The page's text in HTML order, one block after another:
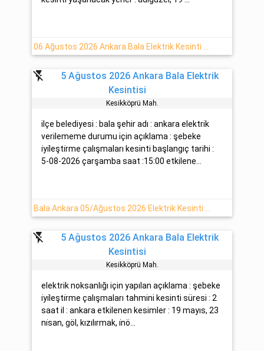
flash_off
5 Ağustos 2026 Ankara Bala Elektrik
Kesintisi
Kesi̇kköprü Mah.
ilçe belediyesi : bala şehir adı : ankara elektrik
verilememe durumu için açıklama : şebeke
i̇yi̇leşti̇rme çalışmaları kesinti başlangıç tarihi :
5-08-2026 çarşamba saat :15:00 etkilene...
flash_off
5 Ağustos 2026 Ankara Bala Elektrik
Kesintisi
Kesi̇kköprü Mah.
elektrik noksanlığı için yapılan açıklama : şebeke
i̇yi̇leşti̇rme çalışmaları tahmini kesinti süresi : 2
saat il : ankara etkilenen kesimler : 19 mayıs, 23
ni̇san, göl, kızılırmak, i̇nö...